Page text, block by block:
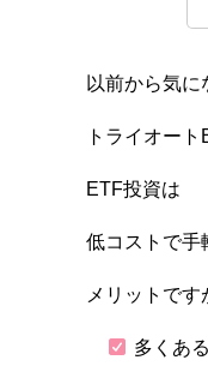
以前から気に
トライオー
ETF投資は
低コストで手
メリットです
多くあ